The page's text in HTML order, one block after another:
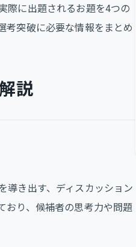
際に出題されるお題を4つの
考突破に必要な情報をまとめ
説
導き出す、ディスカッション
おり、候補者の思考力や問題